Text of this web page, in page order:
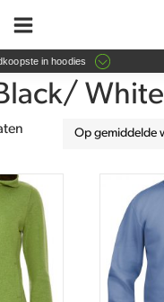
in hoodies
White
Gesorteerd
waardering
product
heeft
meerdere
variaties.
Deze